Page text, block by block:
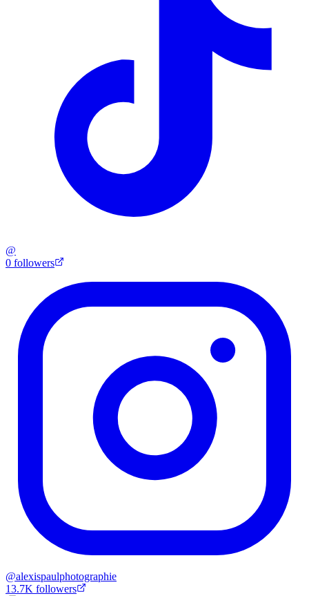
@
0 followers
@alexispaulphotographie
13.7K followers